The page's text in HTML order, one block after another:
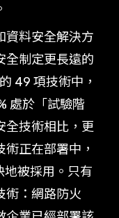
資料安全解決方
全制定更長遠的
49 項技術中，
處於「試驗階
全技術相比，更
正在部署中，
被採用。只有
術：網路防火